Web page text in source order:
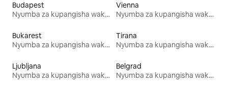
Budapest
Nyumba za kupangisha wakati wa likizo
Vienna
Nyumba za kupangisha wakati wa likizo
Bukarest
Nyumba za kupangisha wakati wa likizo
Tirana
Nyumba za kupangisha wakati wa likizo
Ljubljana
Nyumba za kupangisha wakati wa likizo
Belgrad
Nyumba za kupangisha wakati wa likizo